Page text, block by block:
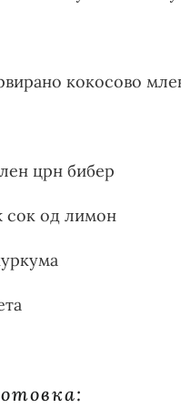
кокосово
црн бибер
сок од лимон